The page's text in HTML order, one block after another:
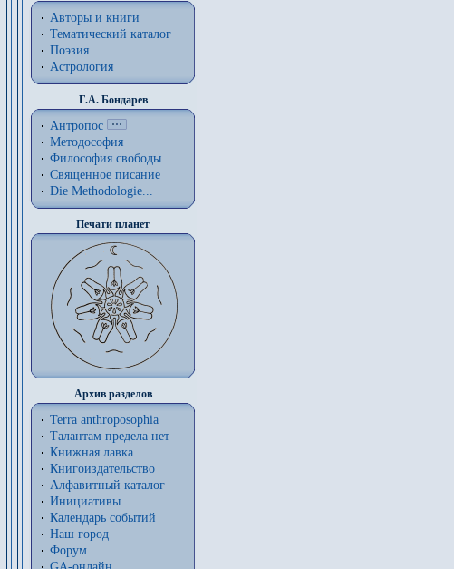
Авторы и книги
Тематический каталог
Поэзия
Астрология
Г.А. Бондарев
Антропос
Методософия
Философия cвободы
Священное писание
Die Methodologie...
Печати планет
Архив разделов
Terra anthroposophia
Талантам предела нет
Книжная лавка
Книгоиздательство
Алфавитный каталог
Инициативы
Календарь событий
Наш город
Форум